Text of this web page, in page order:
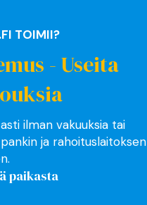
TOIMII?
- Useita
ilman vakuuksia tai
ja rahoituslaitoksen
paikasta